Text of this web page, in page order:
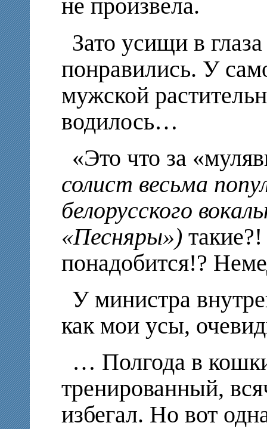
не произвела.
Зато усищи в
понравились. У
мужской
водилось…
«Это что за
солист весьма
белорусского
«Песняры»)
понадобится!?
У министра
как мои усы,
… Полгода в
тренированный,
избегал. Но вот